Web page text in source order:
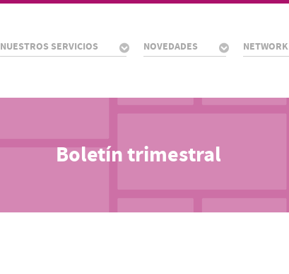
NUESTROS SERVICIOS NOVEDADES NETWORK
Boletín trimestral